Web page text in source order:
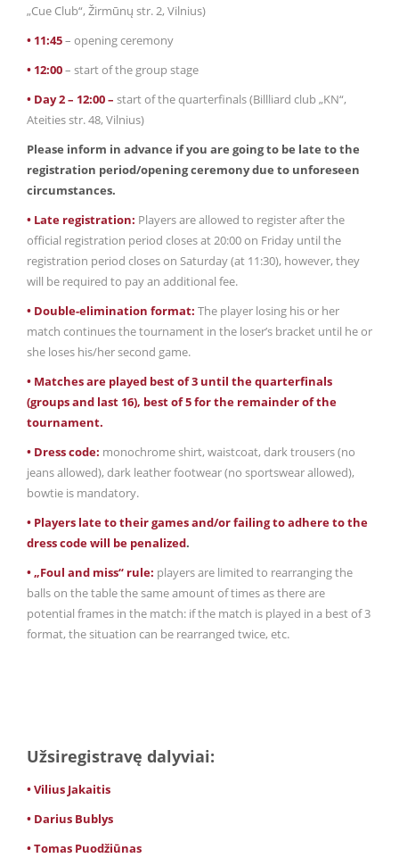
„Cue Club“, Žirmūnų str. 2, Vilnius)
• 11:45– opening ceremony
• 12:00– start of the group stage
• Day 2 – 12:00 – start of the quarterfinals (Billliard club „KN“,
Ateities str. 48, Vilnius)
Please inform in advance if you are going to be late to the
registration period/opening ceremony due to unforeseen
circumstances.
• Late registration: Players are allowed to register after the
official registration period closes at 20:00 on Friday until the
registration period closes on Saturday (at 11:30), however, they
will be required to pay an additional fee.
• Double-elimination format: The player losing his or her
match continues the tournament in the loser’s bracket until he or
she loses his/her second game.
• Matches are played best of 3 until the quarterfinals
(groups and last 16), best of 5 for the remainder of the
tournament.
• Dress code: monochrome shirt, waistcoat, dark trousers (no
jeans allowed), dark leather footwear (no sportswear allowed),
bowtie is mandatory.
• Players late to their games and/or failing to adhere to the
dress code will be penalized.
• „Foul and miss“ rule: players are limited to rearranging the
balls on the table the same amount of times as there are
potential frames in the match: if the match is played in a best of 3
format, the situation can be rearranged twice, etc.
Užsiregistravę dalyviai:
• Vilius Jakaitis
• Darius Bublys
• Tomas Puodžiūnas